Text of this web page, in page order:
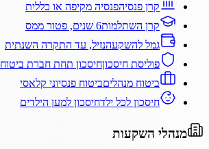
קרן פנסיהפנסיה מקיפה או כללית
קרן השתלמות6 שנים, פטור ממס
גמל להשקעהנזיל, עד התקרה השנתית
פוליסת חיסכוןחיסכון תחת חברת ביטוח
ביטוח מנהליםביטוח פנסיוני קלאסי
חיסכון לכל ילדחיסכון למען הילדים
מנהלי השקעות